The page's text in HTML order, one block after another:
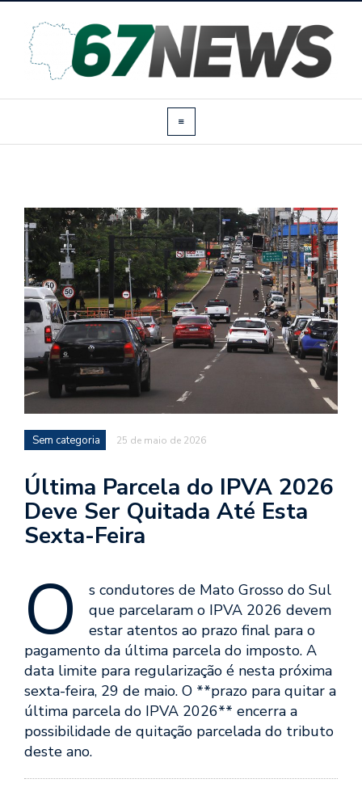
Sem categoria 25 de maio de 2026
Última Parcela do IPVA 2026
Deve Ser Quitada Até Esta
Sexta-Feira
O
s condutores de Mato Grosso do Sul
que parcelaram o IPVA 2026 devem
estar atentos ao prazo final para o
pagamento da última parcela do imposto. A
data limite para regularização é nesta próxima
sexta-feira, 29 de maio. O **prazo para quitar a
última parcela do IPVA 2026** encerra a
possibilidade de quitação parcelada do tributo
deste ano.